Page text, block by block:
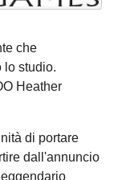
che
lo studio.
Heather
di portare
dall'annuncio